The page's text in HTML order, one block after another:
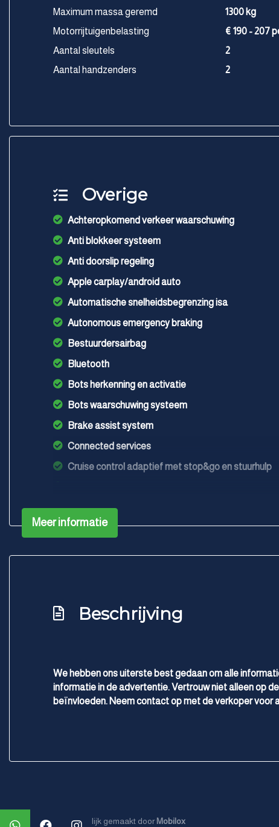
Maximum massa geremd
1300 kg
Motorrijtuigenbelasting
€ 190 - 207
Aantal sleutels
2
Aantal handzenders
2
Overige
Achteropkomend verkeer waarschuwing
Anti blokkeer systeem
Anti doorslip regeling
Apple carplay/android auto
Automatische snelheidsbegrenzing isa
Autonomous emergency braking
Bestuurdersairbag
Bluetooth
Bots herkenning en activatie
Bots waarschuwing systeem
Brake assist system
Connected services
Cruise control adaptief met stop&go en stuurhulp
Elektronische remkrachtverdeling
Hoofd airbag(s) achter
Rijstrooksensor met correctie
Meer informatie
Beschrijving
We hebben ons uiterste best gedaan om alle
informatie in de advertentie. Vertrouw niet alleen op
beïnvloeden. Neem contact op met de verkoper voor
Mogelijk gemaakt doorMobilox